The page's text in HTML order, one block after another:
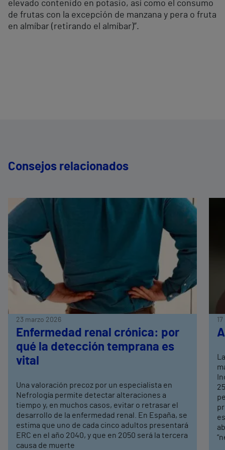
elevado contenido en potasio, así como el consumo
de frutas con la excepción de manzana y pera o fruta
en almíbar (retirando el almíbar)”.
Consejos relacionados
23 marzo 2026
Enfermedad renal crónica: por
qué la detección temprana es
vital
Una valoración precoz por un especialista en
Nefrología permite detectar alteraciones a
tiempo y, en muchos casos, evitar o retrasar el
desarrollo de la enfermedad renal. En España, se
estima que uno de cada cinco adultos presentará
ERC en el año 2040, y que en 2050 será la tercera
causa de muerte